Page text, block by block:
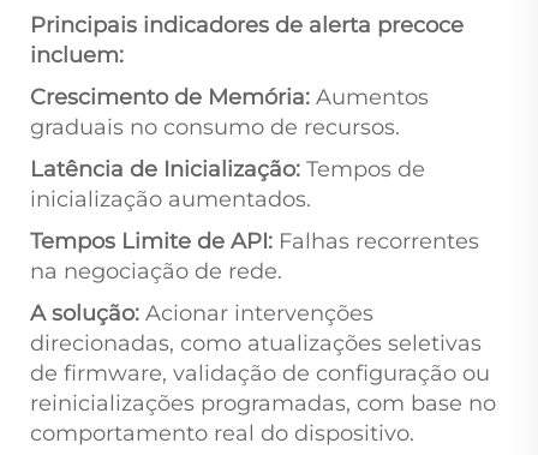
Principais indicadores de alerta precoce
incluem:
Crescimento de Memória: Aumentos
graduais no consumo de recursos.
Latência de Inicialização: Tempos de
inicialização aumentados.
Tempos Limite de API: Falhas recorrentes
na negociação de rede.
A solução: Acionar intervenções
direcionadas, como atualizações seletivas
de firmware, validação de configuração ou
reinicializações programadas, com base no
comportamento real do dispositivo.